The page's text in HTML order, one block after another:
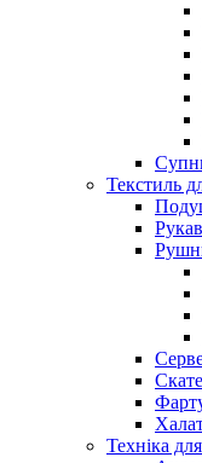
Текстиль
Техніка